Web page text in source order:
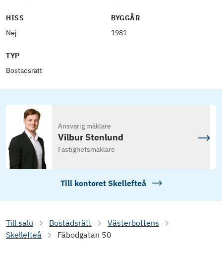
HISS
Nej
BYGGÅR
1981
TYP
Bostadsrätt
Ansvarig mäklare
Vilbur Stenlund
Fastighetsmäklare
Till kontoret Skellefteå
Till salu Bostadsrätt
Västerbottens
Skellefteå
Fäbodgatan 50